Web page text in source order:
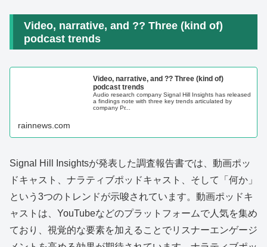
Video, narrative, and ?? Three (kind of)
podcast trends
Video, narrative, and ?? Three (kind of)
podcast trends
Audio research company Signal Hill Insights has released
a findings note with three key trends articulated by
company Pr...
rainnews.com
Signal Hill Insightsが発表した調査報告書では、動画ポッ
ドキャスト、ナラティブポッドキャスト、そして「何か」
という3つのトレンドが示唆されています。動画ポッドキ
ャストは、YouTubeなどのプラットフォームで人気を集め
ており、視覚的な要素を加えることでリスナーエンゲージ